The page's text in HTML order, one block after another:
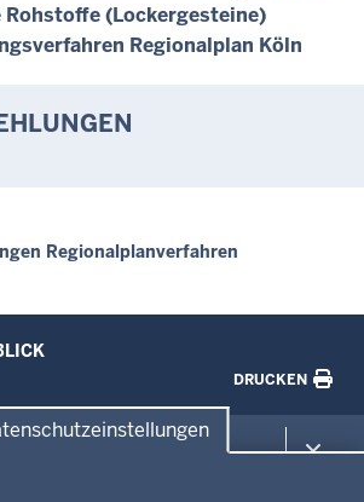
Rohstoffe (Lockergesteine)
Regionalplan Köln
Regionalplanverfahren
DRUCKEN